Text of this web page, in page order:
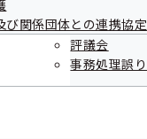
び関係団体との連携協定
評議会
事務処理誤り